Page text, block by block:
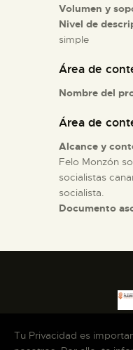
Volumen y
Nivel de
simple
Área de
Nombre del
Área de
Alcance y
Felo Monzón
socialistas
socialista.
Documento
Tu Privacidad es